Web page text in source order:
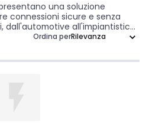
una soluzione
connessioni sicure e senza
dall'automotive all'impiantistica.
fissaggio, composto da una
Scegliere le giuste
perdite, rendendole un
ogni progetto tecnico.
Ordina per